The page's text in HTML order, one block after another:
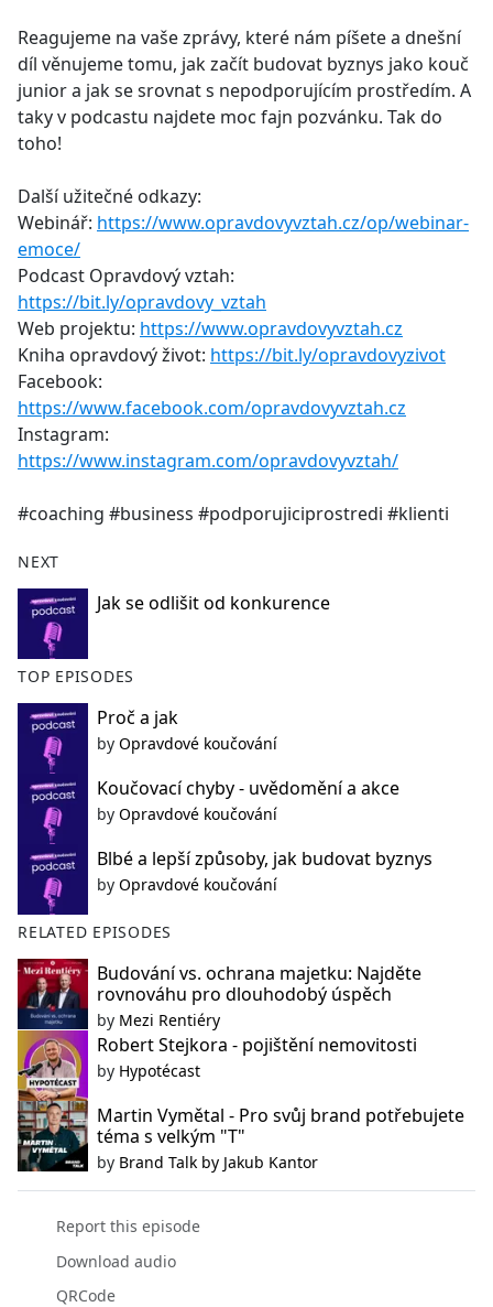
b
o
o
k
Reagujeme na vaše zprávy, které nám píšete a dnešní
díl věnujeme tomu, jak začít budovat byznys jako kouč
junior a jak se srovnat s nepodporujícím prostředím. A
taky v podcastu najdete moc fajn pozvánku. Tak do
toho!
Další užitečné odkazy:
Webinář: https://www.opravdovyvztah.cz/op/webinar-
emoce/
Podcast Opravdový vztah:
https://bit.ly/opravdovy_vztah
Web projektu: https://www.opravdovyvztah.cz
Kniha opravdový život: https://bit.ly/opravdovyzivot
Facebook:
https://www.facebook.com/opravdovyvztah.cz
Instagram:
https://www.instagram.com/opravdovyvztah/
#coaching #business #podporujiciprostredi #klienti
NEXT
Jak se odlišit od konkurence
TOP EPISODES
Proč a jak
by Opravdové koučování
Koučovací chyby - uvědomění a akce
by Opravdové koučování
Blbé a lepší způsoby, jak budovat byznys
by Opravdové koučování
RELATED EPISODES
Budování vs. ochrana majetku: Najděte
rovnováhu pro dlouhodobý úspěch
by Mezi Rentiéry
Robert Stejkora - pojištění nemovitosti
by Hypotécast
Martin Vymětal - Pro svůj brand potřebujete
téma s velkým "T"
by Brand Talk by Jakub Kantor
Report this episode
Download audio
QRCode